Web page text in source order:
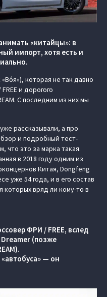
«китайцы»: в
импорт, хотя есть и
которая не так давно
и дорогого
С последним из них мы
рассказывали, а про
и подробный тест-
что это за марка такая.
в 2018 году одним из
Китая, Dongfeng
уже 54 года, и в его состав
которых вряд ли кому-то в
ФРИ / FREE, вслед
(позже
— он